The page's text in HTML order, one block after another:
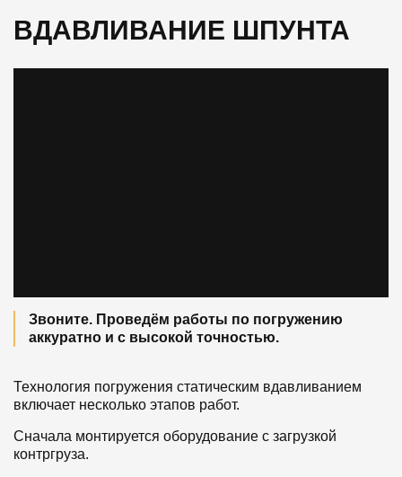
ВДАВЛИВАНИЕ ШПУНТА
Звоните. Проведём работы по погружению
аккуратно и с высокой точностью.
Технология погружения статическим вдавливанием
включает несколько этапов работ.
Сначала монтируется оборудование с загрузкой
контргруза.